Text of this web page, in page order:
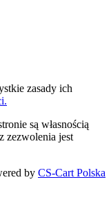
zasady ich
są własnością
zezwolenia jest
by CS-Cart Polska